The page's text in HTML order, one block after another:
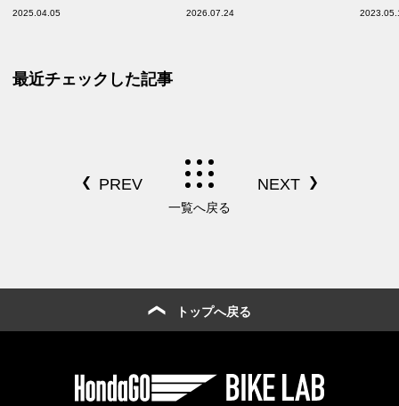
2025.04.05 2026.07.24
最近チェックした記事
一覧へ戻る
トップへ戻る